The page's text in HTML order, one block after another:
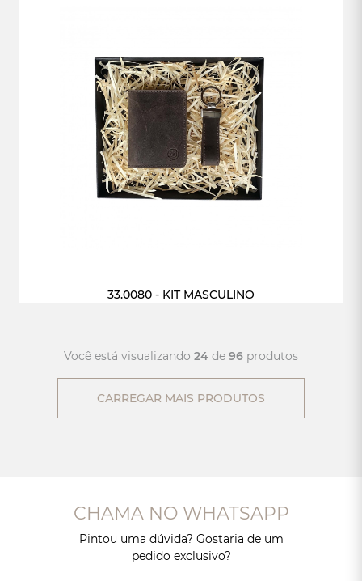
33.0080 - KIT MASCULINO
Você está visualizando 24 de 96 produtos
CARREGAR MAIS PRODUTOS
CHAMA NO WHATSAPP
Pintou uma dúvida? Gostaria de um
pedido exclusivo?